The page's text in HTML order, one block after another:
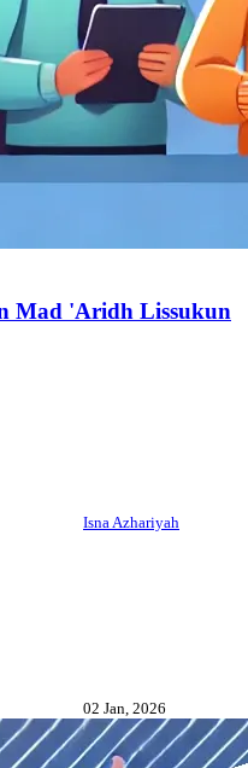
Mad 'Aridh Lissukun
Isna Azhariyah
02 Jan, 2026